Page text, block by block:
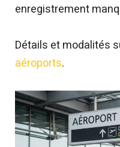
enregistrement
Détails et modalités
aéroports.